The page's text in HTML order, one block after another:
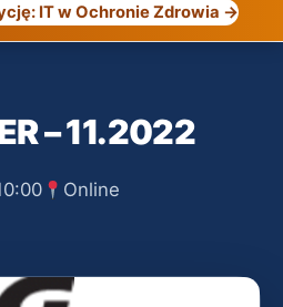
IT w Ochronie Zdrowia →
– 11.2022
Online